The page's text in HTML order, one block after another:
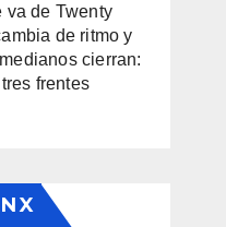
va de Twenty
de ritmo y
cierran:
frentes
X